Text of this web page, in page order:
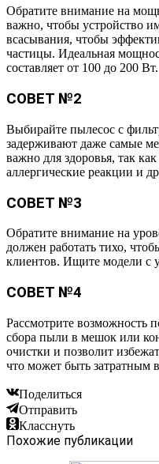
Обратите внимание на
важно, чтобы устройство
всасывания, чтобы
частицы. Идеальная
составляет от 100 до 200 Вт.
СОВЕТ №2
Выбирайте пылесос с
задерживают даже самые
важно для здоровья, так
аллергические реакции и
СОВЕТ №3
Обратите внимание на
должен работать тихо,
клиентов. Ищите модели с
СОВЕТ №4
Рассмотрите возможность
сбора пыли в мешок или
очистки и позволит
что может быть затратным
Поделиться
Отправить
Класснуть
Похожие публикации